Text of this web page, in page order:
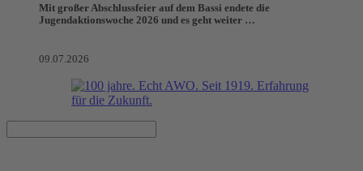
Mit großer Abschlussfeier auf dem Bassi endete die
Jugendaktionswoche 2026 und es geht weiter …
09.07.2026